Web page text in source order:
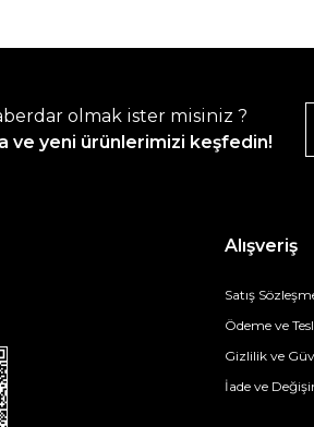
olmak ister misiniz ?
ve yeni ürünlerimizi keşfedin!
Alışveriş
Satış
Ödeme ve
Gizlilik ve
İade ve